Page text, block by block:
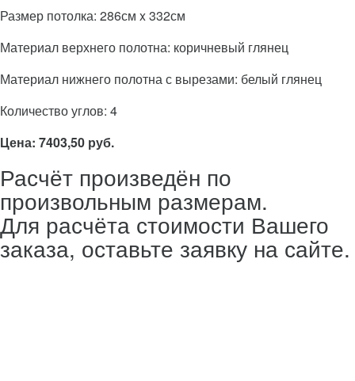
Размер потолка: 286см x 332см
Материал верхнего полотна: коричневый глянец
Материал нижнего полотна с вырезами: белый глянец
Количество углов: 4
Цена: 7403,50 руб.
Расчёт произведён по
произвольным размерам.
Для расчёта стоимости Вашего
заказа, оставьте заявку на сайте.